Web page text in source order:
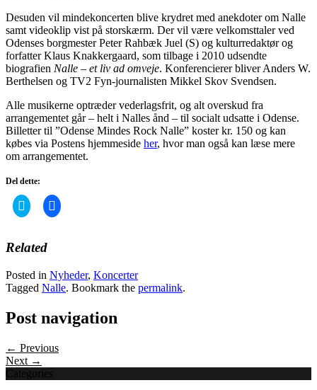
Desuden vil mindekoncerten blive krydret med anekdoter om Nalle
samt videoklip vist på storskærm. Der vil være velkomsttaler ved
Odenses borgmester Peter Rahbæk Juel (S) og kulturredaktør og
forfatter Klaus Knakkergaard, som tilbage i 2010 udsendte
biografien Nalle – et liv ad omveje. Konferencierer bliver Anders W.
Berthelsen og TV2 Fyn-journalisten Mikkel Skov Svendsen.
Alle musikerne optræder vederlagsfrit, og alt overskud fra
arrangementet går – helt i Nalles ånd – til socialt udsatte i Odense.
Billetter til ”Odense Mindes Rock Nalle” koster kr. 150 og kan
købes via Postens hjemmeside her, hvor man også kan læse mere
om arrangementet.
Del dette:
Click
to
Twitter
(Opens
new
window)
Click
to
new
window)
Related
Posted in Nyheder, Koncerter
Tagged Nalle. Bookmark the permalink.
Post navigation
← Previous
Next →
Categories